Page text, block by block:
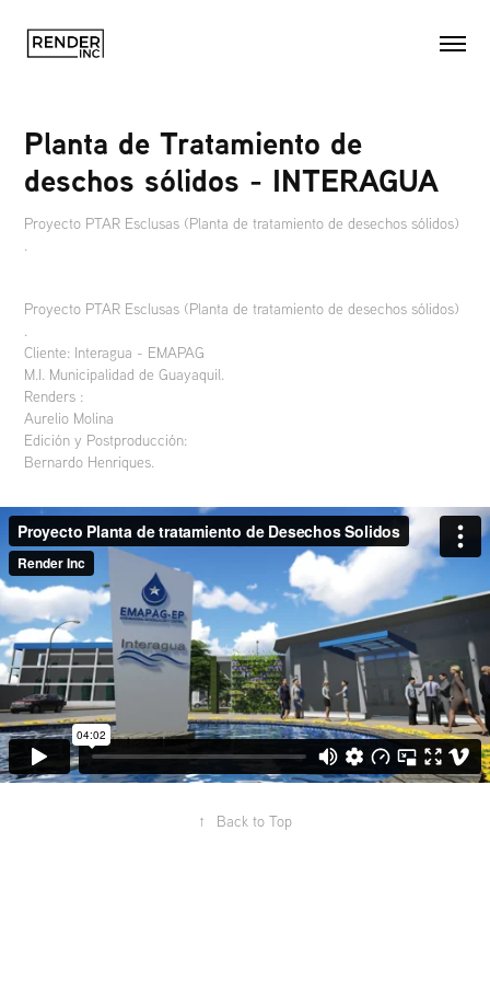
Planta de Tratamiento de
deschos sólidos - INTERAGUA
Proyecto PTAR Esclusas (Planta de tratamiento de desechos sólidos)
Proyecto PTAR Esclusas (Planta de tratamiento de desechos sólidos)
.
Cliente: Interagua - EMAPAG
M.I. Municipalidad de Guayaquil.
Renders :
Aurelio Molina
Edición y Postproducción:
Bernardo Henriques.
↑ Back to Top